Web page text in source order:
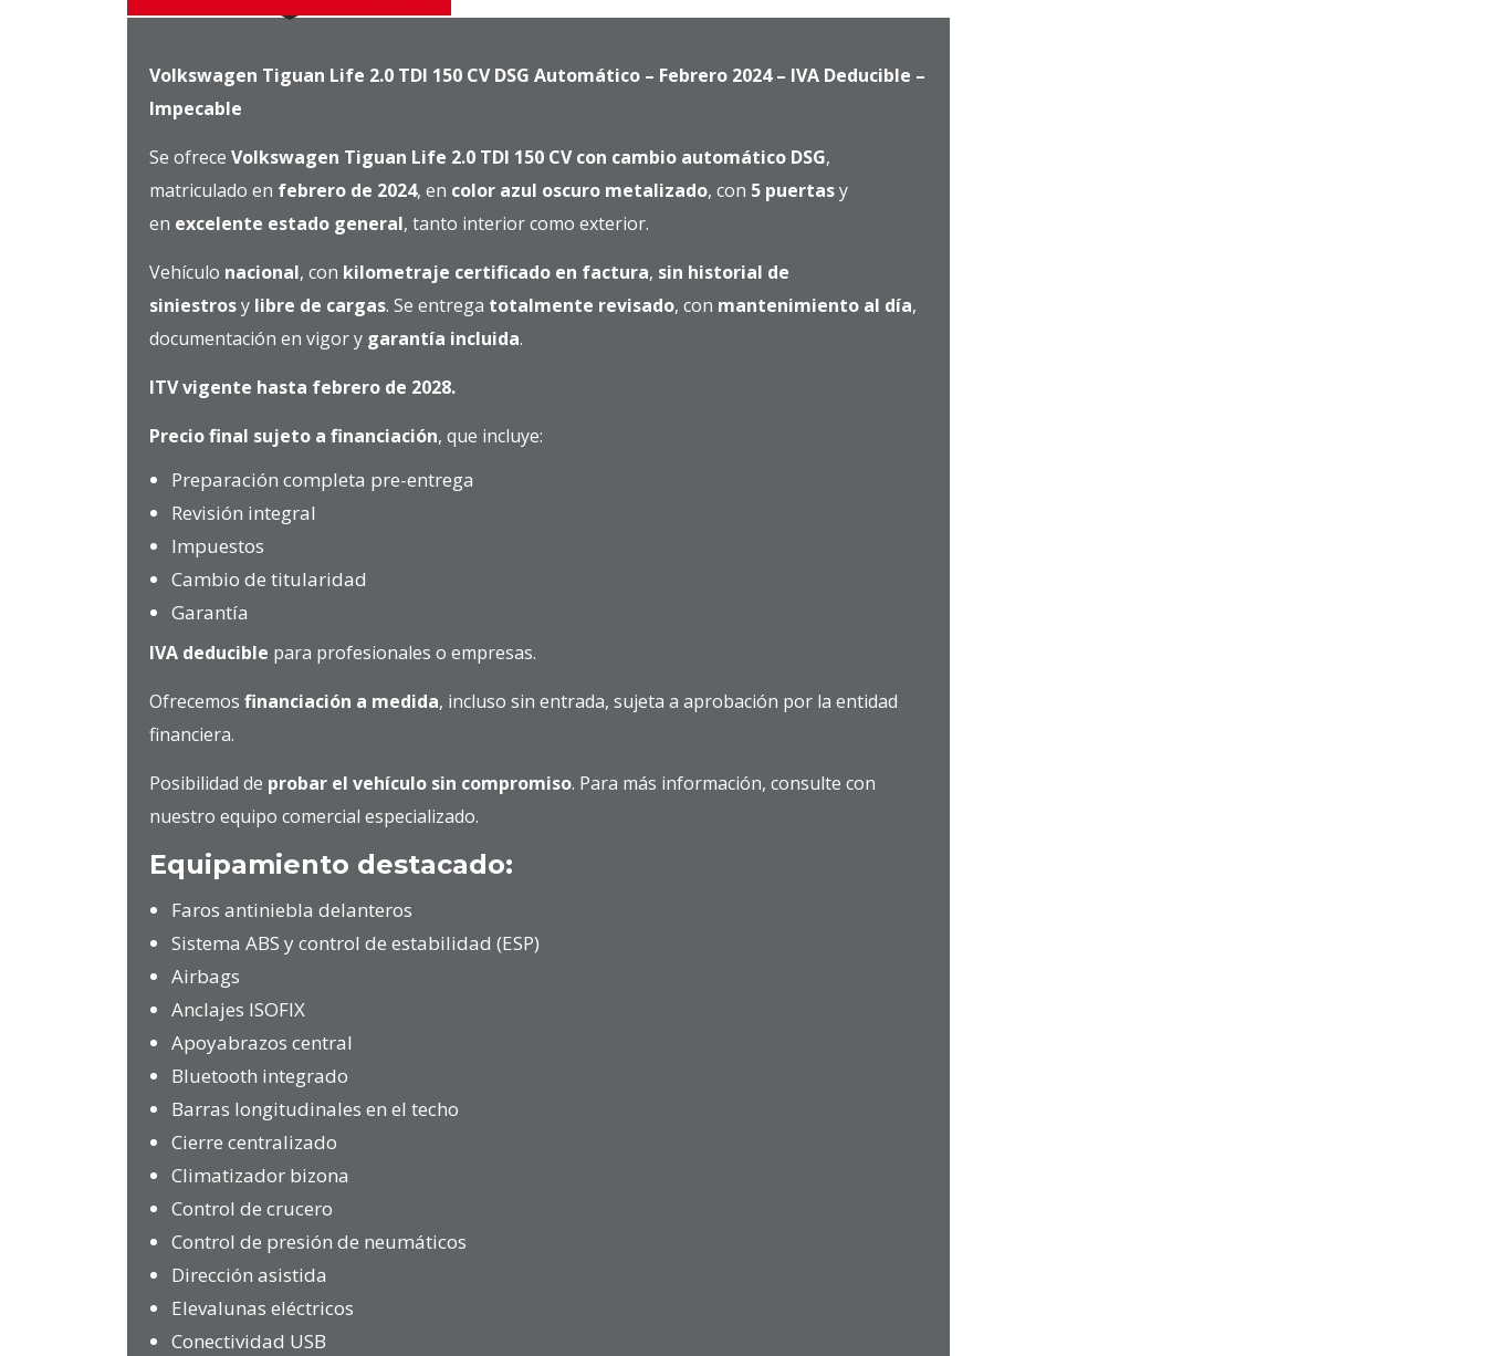
Volkswagen Tiguan Life 2.0 TDI 150 CV DSG Automático – Febrero 2024 – IVA Deducible –
Impecable
Se ofrece Volkswagen Tiguan Life 2.0 TDI 150 CV con cambio automático DSG,
matriculado en febrero de 2024, en color azul oscuro metalizado, con 5 puertasy
en excelente estado general, tanto interior como exterior.
Vehículo nacional, con kilometraje certificado en factura, sin historial de
siniestrosy libre de cargas. Se entrega totalmente revisado, con mantenimiento al día,
documentación en vigor y garantía incluida.
ITV vigente hasta febrero de 2028.
Precio final sujeto a financiación, que incluye:
Preparación completa pre-entrega
Revisión integral
Impuestos
Cambio de titularidad
Garantía
IVA deducible para profesionales o empresas.
Ofrecemos financiación a medida, incluso sin entrada, sujeta a aprobación por la entidad
financiera.
Posibilidad de probar el vehículo sin compromiso. Para más información, consulte con
nuestro equipo comercial especializado.
Equipamiento destacado:
Faros antiniebla delanteros
Sistema ABS y control de estabilidad (ESP)
Airbags
Anclajes ISOFIX
Apoyabrazos central
Bluetooth integrado
Barras longitudinales en el techo
Cierre centralizado
Climatizador bizona
Control de crucero
Control de presión de neumáticos
Dirección asistida
Elevalunas eléctricos
Conectividad USB